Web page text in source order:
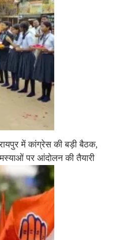
में कांग्रेस की बड़ी बैठक,
पर आंदोलन की तैयारी